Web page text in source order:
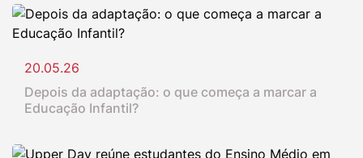
20.05.26
Depois da adaptação: o que começa a marcar a
Educação Infantil?